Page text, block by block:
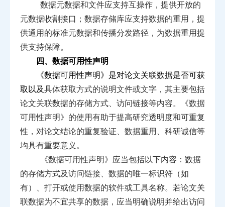
数据元数据和文件应支持互操作，提供开放的
元数据收割接口；数据存储库应支持数据的重用，提
供通用的标准元数据和传播分发路径，为数据重用提
供支持保障。
四、数据可用性声明
《数据可用性声明》是对论文关联数据是否可获
取以及具体获取方式的说明文件或文字，其主要包括
论文关联数据的存储方式、访问链接等内容。《数据
可用性声明》的使用有助于提高研究透明度和可重复
性，对论文结论的重复验证、 数据重用、科研诚信等
均具有重要意义。
《数据可用性声明》应当包括以下内容：数据
的存储方式及访问链接、数据的唯一标识符（如
有）、打开或使用数据的软件或工具名称。若论文关
联数据为不宜共享的数据， 应当明确说明并给出访问